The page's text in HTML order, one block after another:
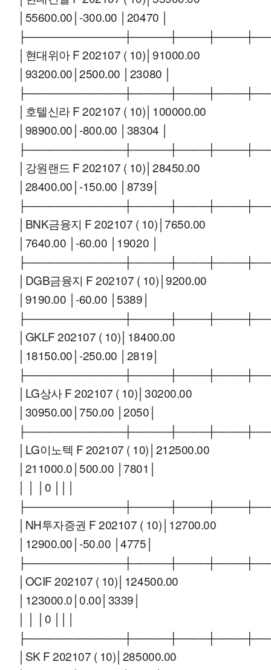
│55600.00│-300.00 │20470 │
│현대위아 F 202107 ( 10)│91000.00
│93200.00│2500.00 │23080 │
│호텔신라 F 202107 ( 10)│100000.00
│98900.00│-800.00 │38304 │
│강원랜드 F 202107 ( 10)│28450.00
│28400.00│-150.00 │8739│
│BNK금융지 F 202107 ( 10)│7650.00
│7640.00 │-60.00 │19020 │
│DGB금융지 F 202107 ( 10)│9200.00
│9190.00 │-60.00 │5389│
│GKLF 202107 ( 10)│18400.00
│18150.00│-250.00 │2819│
│LG상사 F 202107 ( 10)│30200.00
│30950.00│750.00 │2050│
│LG이노텍 F 202107 ( 10)│212500.00
│211000.0│500.00 │7801│
│ │ │0 │││
│NH투자증권 F 202107 ( 10)│12700.00
│12900.00│-50.00 │4775│
│OCIF 202107 ( 10)│124500.00
│123000.0│0.00│3339│
│ │ │0 │││
│SK F 202107 ( 10)│285000.00